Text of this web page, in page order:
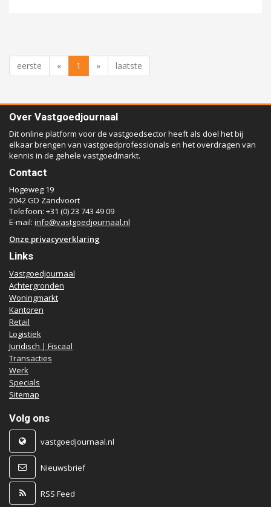
eerste « 1 » laatste
Over Vastgoedjournaal
Dit online platform voor de vastgoedsector heeft als doel het bij
elkaar brengen van vastgoedprofessionals en het overdragen van
kennis in de gehele vastgoedmarkt.
Contact
Hogeweg 19
2042 GD Zandvoort
Telefoon: +31 (0) 23 743 49 09
E-mail: info@vastgoedjournaal.nl
Onze privacyverklaring
Links
Vastgoedjournaal
Achtergronden
Woningmarkt
Kantoren
Retail
Logistiek
Juridisch | Fiscaal
Transacties
Werk
Specials
Sitemap
Volg ons
vastgoedjournaal.nl
Nieuwsbrief
RSS Feed